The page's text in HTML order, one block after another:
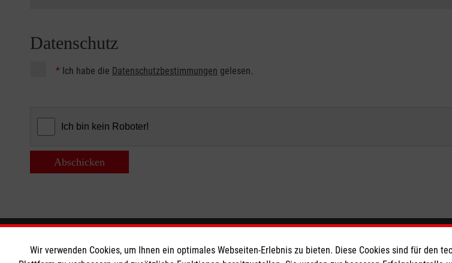
Datenschutz
* Ich habe die Datenschutzbestimmungen gelesen.
Abschicken
Informationen Die Malteser
Wir verwenden Cookies, um Ihnen ein optimales Webseiten-Erlebnis zu bieten. Diese Cookies sind für den